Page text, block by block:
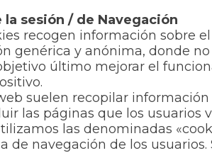
la sesión / de Navegación
recogen información sobre
genérica y anónima, donde
último mejorar el
suelen recopilar
las páginas que los usuarios
las denominadas
de navegación de los